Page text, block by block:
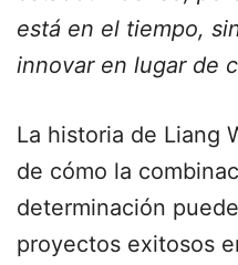
está en el tiempo,
innovar en lugar de
La historia de Liang
de cómo la
determinación
proyectos exitosos